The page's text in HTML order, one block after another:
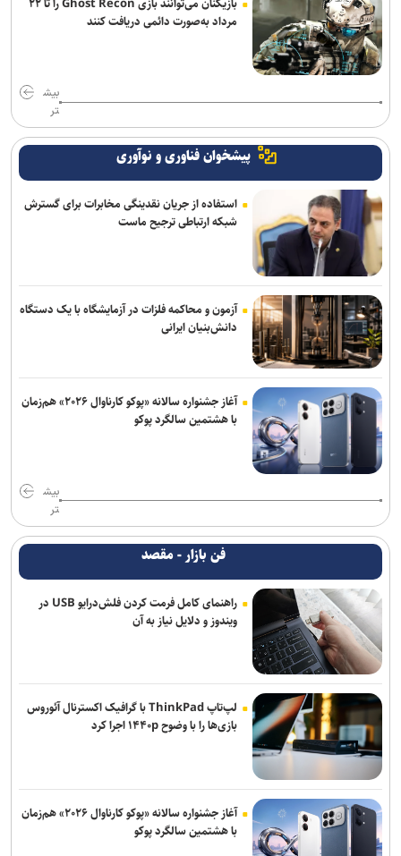
بررسی همکاری وزارت علوم و ارتباطات برای تحول دیجیتال نشر علمی
مراسم قرعه‌کشی رشته‌های اجتماعی المپیاد فرهنگی- ورزشی دانشجویان
برگزار شد
مرداد به‌صورت دائمی دریافت کنند
بیش
تر
پیشخوان فناوری و نوآوری
استفاده از جریان نقدینگی مخابرات برای گسترش
شبکه ارتباطی ترجیح ماست
آزمون و محاکمه فلزات در آزمایشگاه با یک دستگاه
دانش‌بنیان ایرانی
آغاز جشنواره سالانه «پوکو کارناوال ۲۰۲۶» هم‌زمان
با هشتمین سالگرد پوکو
بیش
تر
فن بازار - مقصد
راهنمای کامل فرمت کردن فلش‌درایو USB در
ویندوز و دلایل نیاز به آن
لپ‌تاپ ThinkPad با گرافیک اکسترنال آئوروس
بازی‌ها را با وضوح ۱۴۴۰p اجرا کرد
آغاز جشنواره سالانه «پوکو کارناوال ۲۰۲۶» هم‌زمان
با هشتمین سالگرد پوکو